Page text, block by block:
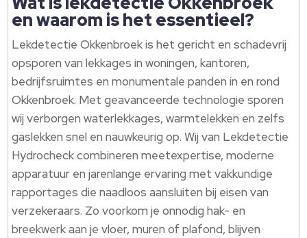
en waarom is het essentieel?
Lekdetectie Okkenbroek is het gericht en schadevrij
opsporen van lekkages in woningen, kantoren,
bedrijfsruimtes en monumentale panden in en rond
Okkenbroek.​ Met geavanceerde technologie sporen
wij verborgen waterlekkages, warmtelekken en zelfs
gaslekken snel en nauwkeurig op.​ Wij van Lekdetectie
Hydrocheck combineren meetexpertise, moderne
apparatuur en jarenlange ervaring met vakkundige
rapportages die naadloos aansluiten bij eisen van
verzekeraars.​ Zo voorkom je onnodig hak- en
breekwerk aan je vloer, muren of plafond, blijven